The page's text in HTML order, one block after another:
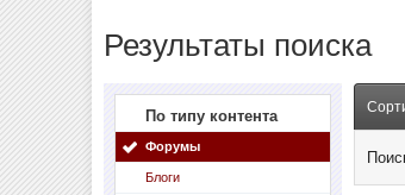
Результаты поиска
По типу контента
Форумы
Блоги